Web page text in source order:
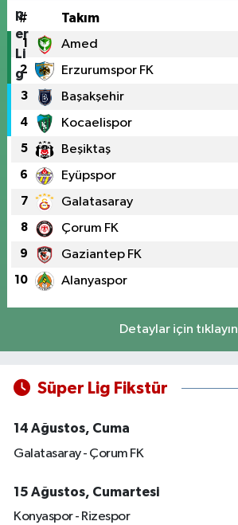
# Takım
1 Amed
2 Erzurumspor FK
3 Başakşehir
4 Kocaelispor
5 Beşiktaş
6 Eyüpspor
7 Galatasaray
8 Çorum FK
9 Gaziantep FK
10 Alanyaspor
Detaylar için tıklayın
Süper Lig Fikstür
14 Ağustos, Cuma
Galatasaray - Çorum FK
15 Ağustos, Cumartesi
Konyaspor - Rizespor